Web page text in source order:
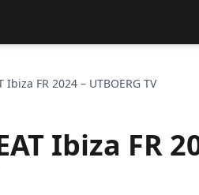
Ibiza FR 2024 – UTBOERG TV
Ibiza FR